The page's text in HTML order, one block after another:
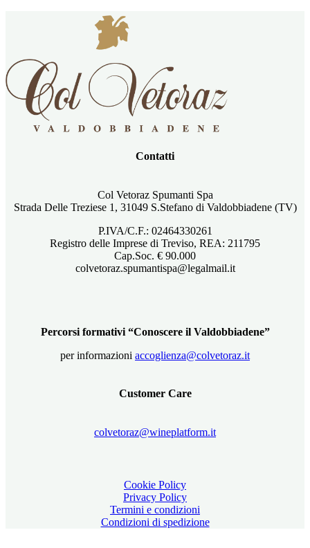
Contatti
Col Vetoraz Spumanti Spa
Strada Delle Treziese 1, 31049 S.Stefano di Valdobbiadene (TV)
P.IVA/C.F.: 02464330261
Registro delle Imprese di Treviso, REA: 211795
Cap.Soc. € 90.000
colvetoraz.spumantispa@legalmail.it
Percorsi formativi “Conoscere il Valdobbiadene”
per informazioni accoglienza@colvetoraz.it
Customer Care
colvetoraz@wineplatform.it
Cookie Policy
Privacy Policy
Termini e condizioni
Condizioni di spedizione